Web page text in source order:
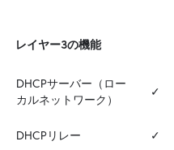
レイヤー3の機能
DHCPサーバー（ロー
カルネットワーク）
✓
DHCPリレー ✓